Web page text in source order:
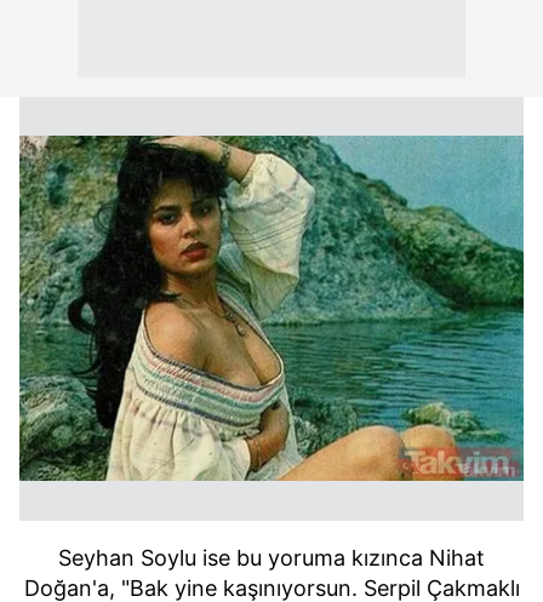
Seyhan Soylu ise bu yoruma kızınca Nihat
Doğan'a, "Bak yine kaşınıyorsun. Serpil Çakmaklı